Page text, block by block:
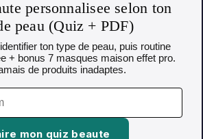
personnalisee selon ton
peau (Quiz + PDF)
ton type de peau, puis routine
+ bonus 7 masques maison effet pro.
de produits inadaptes.
mon quiz beaute